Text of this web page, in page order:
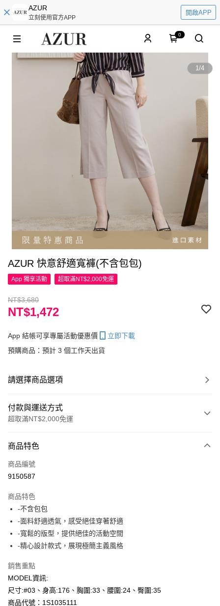
AZUR
立刻使用官方APP
開啟APP
0
1/4
AZUR 快意舒適寬褲(不含包包)
App 獨享活動 超取滿NT$2,000免運
NT$3,680
NT$1,472
App 結帳可享專屬活動優惠價
立即下載
預購商品：預計 3 個工作天出貨
請選擇商品選項
付款與運送方式
超取滿NT$2,000免運
信用卡一次付款
超商取貨付款
Apple Pay
悠遊付
Google Pay
AFTEE先享後付
AFTEE先享後付是「在收到商品之後才付款」的支付方式。 讓您購物簡單
便利好安心！
ATM付款
商品特色
商品編號
9150587
商品特色
-不含包包
-面料舒適透氣，感受絕佳穿著舒適
-寬鬆的版型，提供絕佳的活動空間
-精心設計款式，展現極簡主義風格
銷售重點
MODEL資訊:
尺寸:#03、身高:176、胸圍:33、腰圍:24、臀圍:35
商品代號：1S1035111